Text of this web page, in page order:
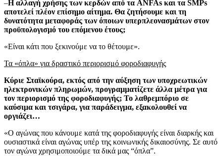
–Η αλλαγή χρήσης των κερδών από τα ANFAs και τα SMPs
αποτελεί πλέον επίσημο αίτημα. Θα ζητήσουμε και τη
δυνατότητα μεταφοράς των όποιων υπερπλεονασμάτων στον
προϋπολογισμό του επόμενου έτους;
«Είναι κάτι που ξεκινούμε να το θέτουμε».
Τα «όπλα» για δραστικό περιορισμό φοροδιαφυγής
Κύριε Σταϊκούρα, εκτός από την αύξηση των υποχρεωτικών
ηλεκτρονικών πληρωμών, προγραμματίζετε άλλα μέτρα για
τον περιορισμό της φοροδιαφυγής; Το λαθρεμπόριο σε
καύσιμα και τσιγάρα, για παράδειγμα, εξακολουθεί να
οργιάζει…
«Ο αγώνας που κάνουμε κατά της φοροδιαφυγής είναι διαρκής και
ουσιαστικά είναι αγώνας υπέρ της κοινωνικής δικαιοσύνης. Σε αυτό
τον αγώνα χρησιμοποιούμε τα δικά μας “όπλα”.